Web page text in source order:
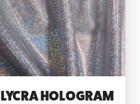
LYCRA HOLOGRAM